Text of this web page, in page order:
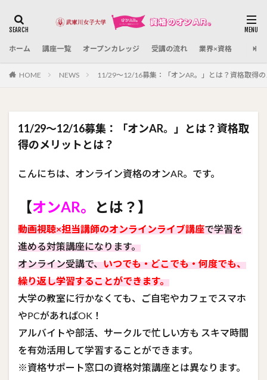
ホーム 講座一覧 オープンカレッジ 受講の流れ 業界×資格
HOME NEWS 11/29～12/16募集：「オンAR。」とは？資格取得
11/29～12/16募集：「オンAR。」とは？資格取
得のメリットとは？
こんにちは、オンライン資格のオンAR。です。
【オンAR。 とは？】
動画視聴×担当講師のオンラインライブ講座で学習を
進める対策講座になります。
オンライン受講で、いつでも・どこでも・何度でも、
繰り返し学習することができます。
大学の教室に行かなくても、ご自宅やカフェでスマホ
やPCがあればOK！
アルバイトや部活、サークルで忙しい方も スキマ時間
を有効活用して学習することができます。
※資格サポート窓口の資格対策講座とは異なります。
検索